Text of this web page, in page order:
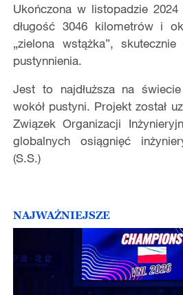
Ukończona w listopadzie
długość 3046 kilometrów i
„zielona wstążka”,
pustynnienia.
Jest to najdłuższa na
wokół pustyni. Projekt został
Związek Organizacji
globalnych osiągnięć
(S.S.)
NAJWAŻNIEJSZE